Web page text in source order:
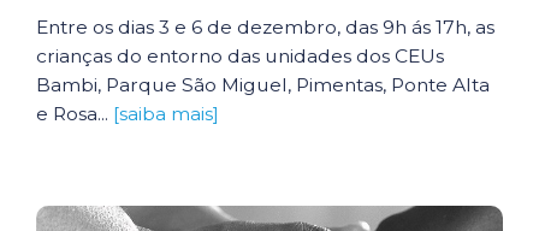
Entre os dias 3 e 6 de dezembro, das 9h ás 17h, as
crianças do entorno das unidades dos CEUs
Bambi, Parque São Miguel, Pimentas, Ponte Alta
e Rosa... [saiba mais]